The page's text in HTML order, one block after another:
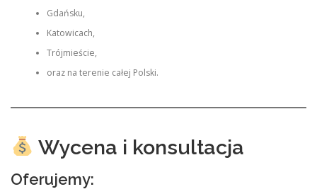
Gdańsku,
Katowicach,
Trójmieście,
oraz na terenie całej Polski.
Wycena i konsultacja
Oferujemy: